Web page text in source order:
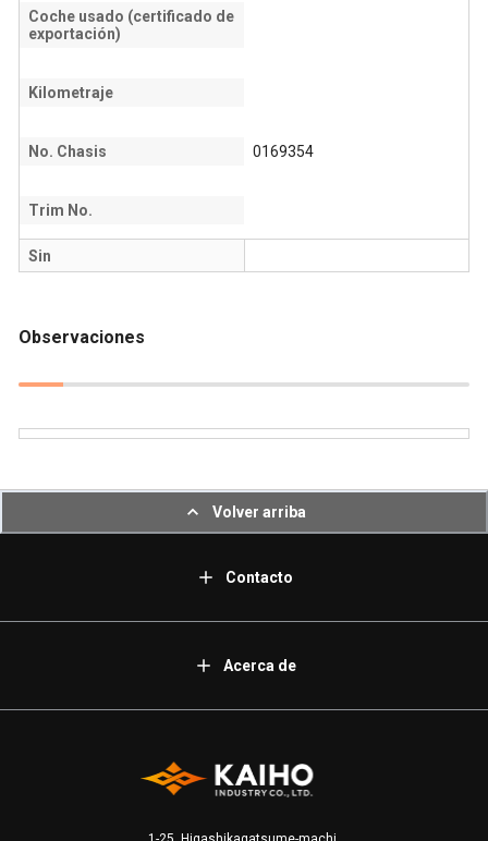
Coche usado (certificado de
exportación)
Kilometraje
No. Chasis 0169354
Trim No.
Sin
Observaciones
Volver arriba
Contacto
Acerca de